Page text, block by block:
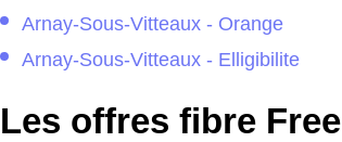
Arnay-Sous-Vitteaux - Orange
Arnay-Sous-Vitteaux - Elligibilite
Les offres fibre Free